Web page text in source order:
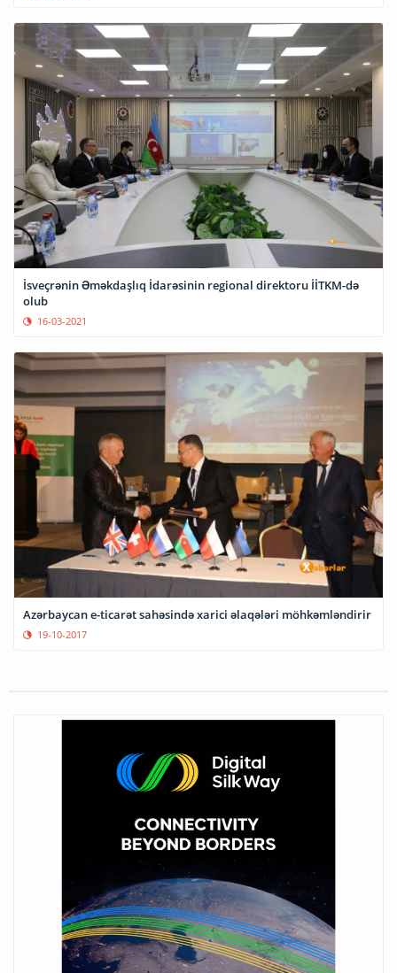
İsveçrənin Əməkdaşlıq İdarəsinin regional direktoru İİTKM-də
olub
16-03-2021
Azərbaycan e-ticarət sahəsində xarici əlaqələri möhkəmləndirir
19-10-2017